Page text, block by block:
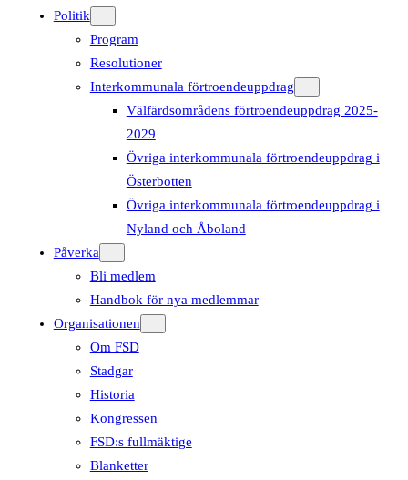
Politik
Program
Resolutioner
Interkommunala förtroendeuppdrag
Välfärdsområdens förtroendeuppdrag 2025-
2029
Övriga interkommunala förtroendeuppdrag i
Österbotten
Övriga interkommunala förtroendeuppdrag i
Nyland och Åboland
Påverka
Bli medlem
Handbok för nya medlemmar
Organisationen
Om FSD
Stadgar
Historia
Kongressen
FSD:s fullmäktige
Blanketter